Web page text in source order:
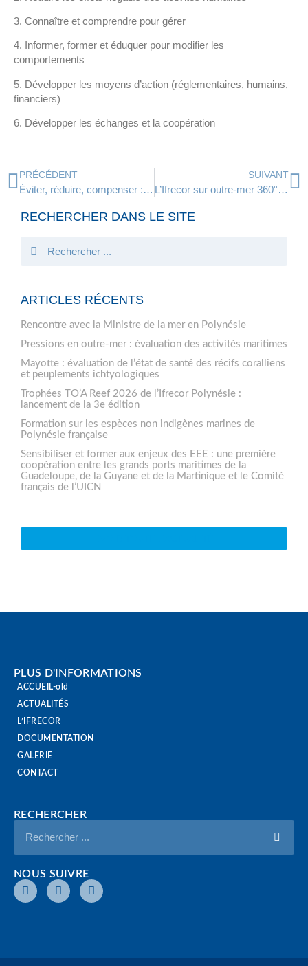
3. Connaître et comprendre pour gérer
4. Informer, former et éduquer pour modifier les
comportements
5. Développer les moyens d’action (réglementaires, humains,
financiers)
6. Développer les échanges et la coopération
PRÉCÉDENT
Éviter, réduire, compenser : un webinaire sur MERCI-Cor, le 29 mars 2023
SUIVANT
L’Ifrecor sur outre-mer 360° : focus sur les initiatives pour préserver la faune et la flore ultramarines
RECHERCHER DANS LE SITE
ARTICLES RÉCENTS
Rencontre avec la Ministre de la mer en Polynésie
Pressions en outre-mer : évaluation des activités maritimes
Mayotte : évaluation de l’état de santé des récifs coralliens
et peuplements ichtyologiques
Trophées TO’A Reef 2026 de l’Ifrecor Polynésie :
lancement de la 3e édition
Formation sur les espèces non indigènes marines de
Polynésie française
Sensibiliser et former aux enjeux des EEE : une première
coopération entre les grands ports maritimes de la
Guadeloupe, de la Guyane et de la Martinique et le Comité
français de l’UICN
PLUS D'INFORMATIONS
ACCUEIL-old
ACTUALITÉS
L’IFRECOR
DOCUMENTATION
GALERIE
CONTACT
RECHERCHER
NOUS SUIVRE